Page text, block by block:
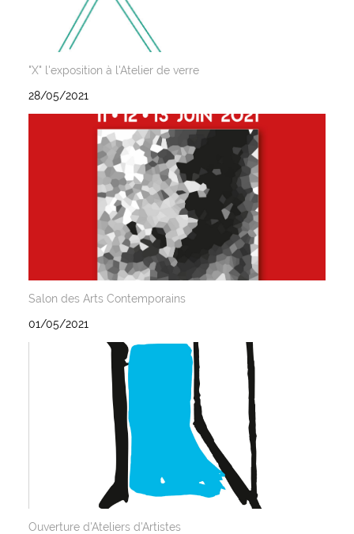
"X" l'exposition à l'Atelier de verre
28/05/2021
Salon des Arts Contemporains
01/05/2021
Ouverture d'Ateliers d'Artistes